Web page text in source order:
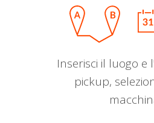
Inserisci il luogo
pickup,